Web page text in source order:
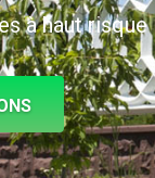
à haut risque